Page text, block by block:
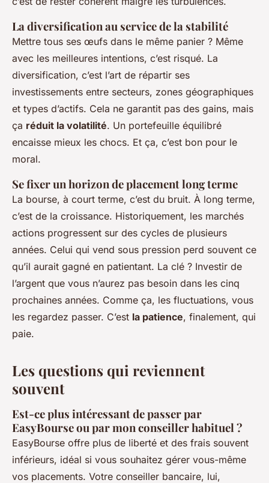
La diversification au service de la stabilité
Mettre tous ses œufs dans le même panier ? Même
avec les meilleures intentions, c’est risqué. La
diversification, c’est l’art de répartir ses
investissements entre secteurs, zones géographiques
et types d’actifs. Cela ne garantit pas des gains, mais
ça réduit la volatilité. Un portefeuille équilibré
encaisse mieux les chocs. Et ça, c’est bon pour le
moral.
Se fixer un horizon de placement long terme
La bourse, à court terme, c’est du bruit. À long terme,
c’est de la croissance. Historiquement, les marchés
actions progressent sur des cycles de plusieurs
années. Celui qui vend sous pression perd souvent ce
qu’il aurait gagné en patientant. La clé ? Investir de
l’argent que vous n’aurez pas besoin dans les cinq
prochaines années. Comme ça, les fluctuations, vous
les regardez passer. C’est la patience, finalement, qui
paie.
Les questions qui reviennent
souvent
Est-ce plus intéressant de passer par
EasyBourse ou par mon conseiller habituel ?
EasyBourse offre plus de liberté et des frais souvent
inférieurs, idéal si vous souhaitez gérer vous-même
vos placements. Votre conseiller bancaire, lui,